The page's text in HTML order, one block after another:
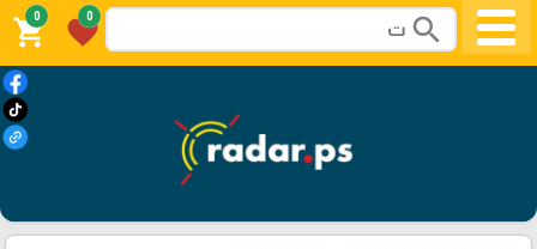
search
0
favorite
0
shopping_cart